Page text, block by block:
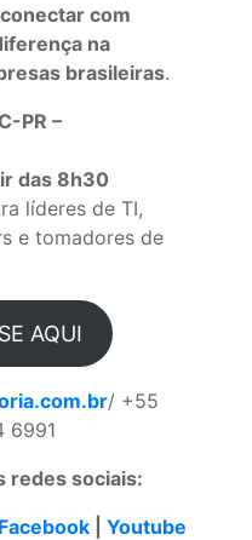
com
na
brasileiras.
PR –
das 8h30
líderes de TI,
e tomadores de
AQUI
/ +55
6991
redes sociais:
Facebook Youtube